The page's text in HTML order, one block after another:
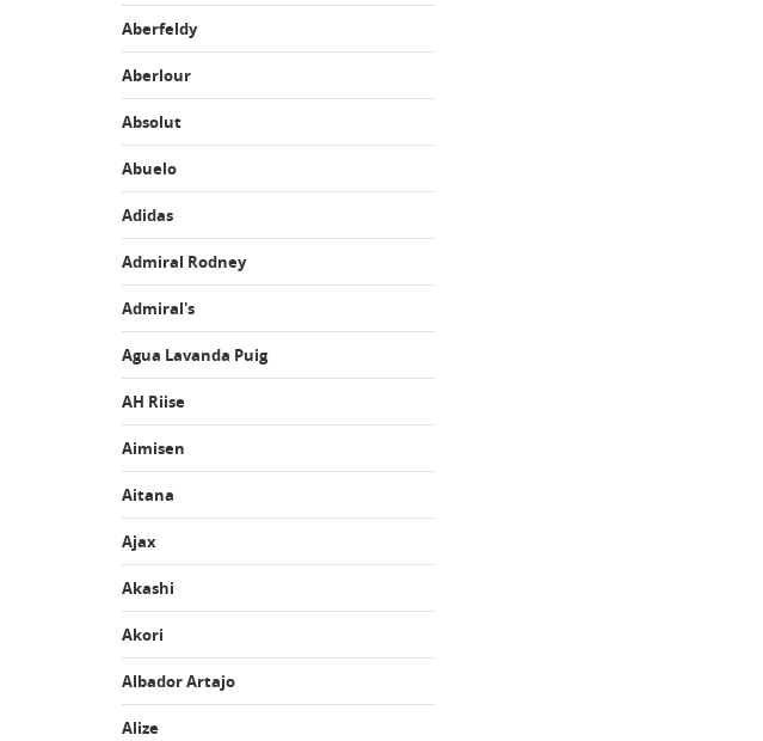
Aberfeldy
Aberlour
Absolut
Abuelo
Adidas
Admiral Rodney
Admiral's
Agua Lavanda Puig
AH Riise
Aimisen
Aitana
Ajax
Akashi
Akori
Albador Artajo
Alize